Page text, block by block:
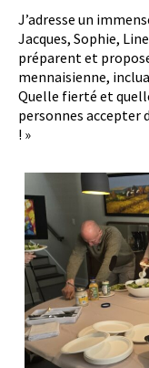
J’adresse un
Jacques, Sophie,
préparent et
mennaisienne,
Quelle fierté et
personnes accepter
! »